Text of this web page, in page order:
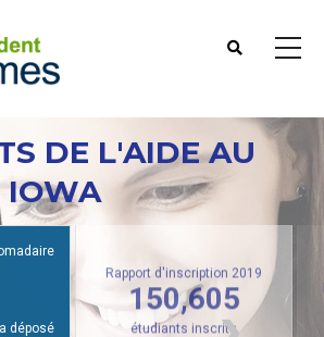
DE L'AIDE AU
IOWA
déposé
Rapport d'inscription 2019
150,605